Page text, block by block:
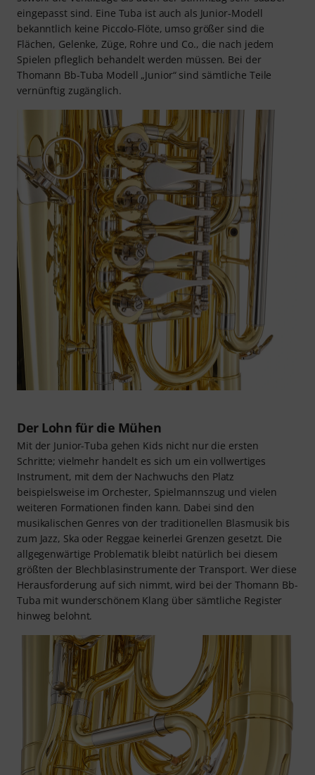
eingepasst sind. Eine Tuba ist auch als Junior-Modell
bekanntlich keine Piccolo-Flöte, umso größer sind die
Flächen, Gelenke, Züge, Rohre und Co., die nach jedem
Spielen pfleglich behandelt werden müssen. Bei der
Thomann Bb-Tuba Modell „Junior“ sind sämtliche Teile
vernünftig zugänglich.
Der Lohn für die Mühen
Mit der Junior-Tuba gehen Kids nicht nur die ersten
Schritte; vielmehr handelt es sich um ein vollwertiges
Instrument, mit dem der Nachwuchs den Platz
beispielsweise im Orchester, Spielmannszug und vielen
weiteren Formationen finden kann. Dabei sind den
musikalischen Genres von der traditionellen Blasmusik bis
zum Jazz, Ska oder Reggae keinerlei Grenzen gesetzt. Die
allgegenwärtige Problematik bleibt natürlich bei diesem
größten der Blechblasinstrumente der Transport. Wer diese
Herausforderung auf sich nimmt, wird bei der Thomann Bb-
Tuba mit wunderschönem Klang über sämtliche Register
hinweg belohnt.